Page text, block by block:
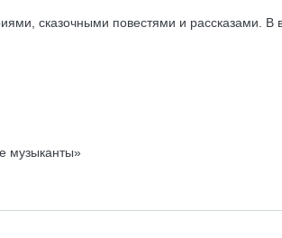
сказочными повестями и рассказами. В
музыканты»